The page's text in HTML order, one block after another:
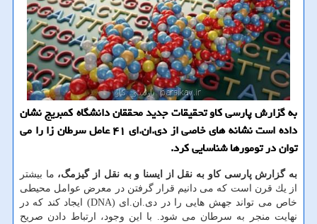
به گزارش پارسی كاو تحقیقات جدید محققان دانشگاه كمبریج نشان
داده است نشانه های خاصی از دی.ان.ای ۴۱ عامل سرطان زا را می
توان در تومورها شناسایی كرد.
به گزارش پارسی كاو به نقل از ایسنا و به نقل از گیزمگ، ما بیشتر
از یك قرن است كه می دانیم قرار گرفتن در معرض عوامل محیطی
خاص می تواند جهش هایی را در دی.ان.ای (DNA) ایجاد كند كه در
نهایت منجر به سرطان می شود. با این وجود، ارتباط دادن صریح